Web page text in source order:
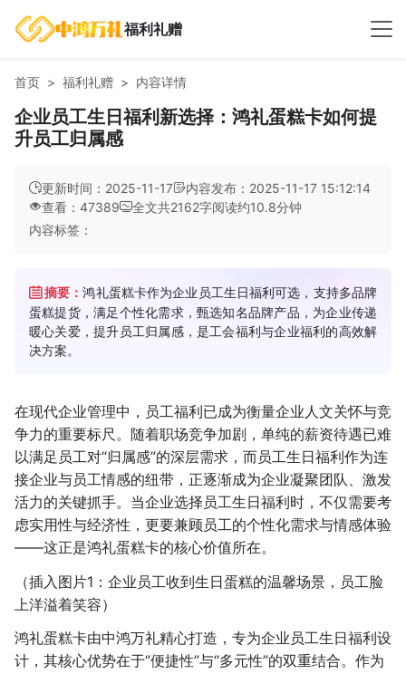
福利礼赠
首页 福利礼赠 内容详情
企业员工生日福利新选择：鸿礼蛋糕卡如何提
升员工归属感
更新时间：2025-11-17
内容发布：2025-11-17 15:12:14
查看：47389
全文共2162字阅读约10.8分钟
内容标签：
摘要：鸿礼蛋糕卡作为企业员工生日福利可选，支持多品牌
蛋糕提货，满足个性化需求，甄选知名品牌产品，为企业传递
暖心关爱，提升员工归属感，是工会福利与企业福利的高效解
决方案。
在现代企业管理中，员工福利已成为衡量企业人文关怀与竞
争力的重要标尺。随着职场竞争加剧，单纯的薪资待遇已难
以满足员工对“归属感”的深层需求，而员工生日福利作为连
接企业与员工情感的纽带，正逐渐成为企业凝聚团队、激发
活力的关键抓手。当企业选择员工生日福利时，不仅需要考
虑实用性与经济性，更要兼顾员工的个性化需求与情感体验
——这正是鸿礼蛋糕卡的核心价值所在。
（插入图片1：企业员工收到生日蛋糕的温馨场景，员工脸
上洋溢着笑容）
鸿礼蛋糕卡由中鸿万礼精心打造，专为企业员工生日福利设
计，其核心优势在于“便捷性”与“多元性”的双重结合。作为